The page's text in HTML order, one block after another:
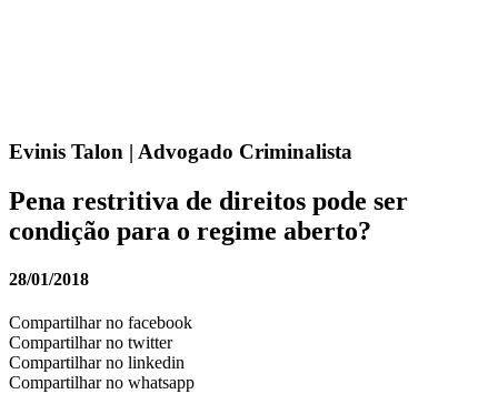
Evinis Talon | Advogado Criminalista
Pena restritiva de direitos pode ser
condição para o regime aberto?
28/01/2018
Compartilhar no facebook
Compartilhar no twitter
Compartilhar no linkedin
Compartilhar no whatsapp